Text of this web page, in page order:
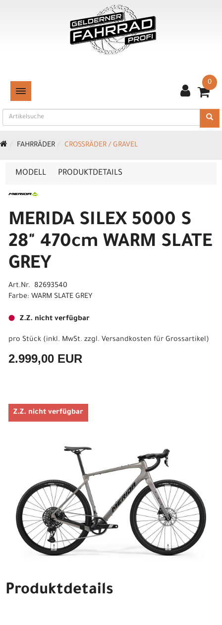
TOGGLE NAVIGATION
0
FAHRRÄDER CROSSRÄDER / GRAVEL
MODELL PRODUKTDETAILS
MERIDA SILEX 5000 S
28" 470cm WARM SLATE
GREY
Art.Nr. 82693540
Farbe: WARM SLATE GREY
Z.Z. nicht verfügbar
pro Stück (inkl. MwSt. zzgl. Versandkosten für Grossartikel)
2.999,00 EUR
Z.Z. nicht verfügbar
Produktdetails